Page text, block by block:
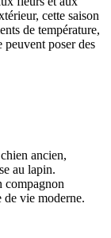
cette saison
de température,
peuvent poser des
ancien,
au lapin.
compagnon
de vie moderne.